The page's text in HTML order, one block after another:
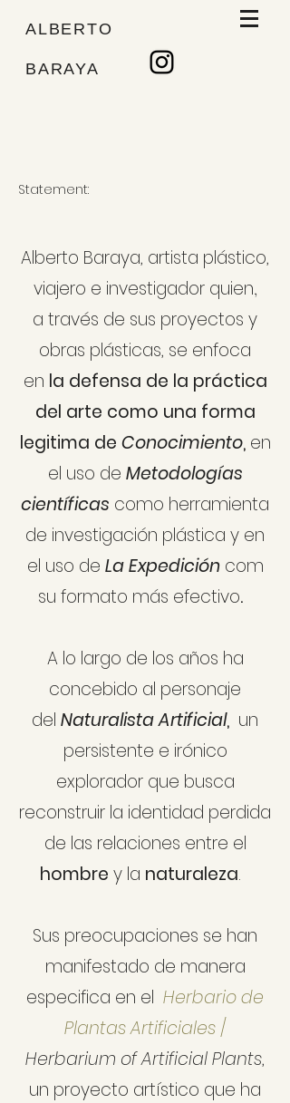
ALBERTO
BARAYA
Statement:
Alberto Baraya, artista plástico,
viajero e investigador quien,
a través de sus proyectos y
obras plásticas, se enfoca
en la defensa de la práctica
del arte como una forma
legitima de Conocimiento, en
el uso de Metodologías
científicas como herramienta
de investigación plástica y en
el uso de LaExpedición com
su formato más efectivo.
A lo largo de los años ha
concebido al personaje
del Naturalista Artificial, un
persistente e irónico
explorador que busca
reconstruir la identidad perdida
de las relaciones entre el
hombre y la naturaleza.
Sus preocupaciones se han
manifestado de manera
especifica en el Herbario de
Plantas Artificiales /
Herbarium of Artificial Plants,
un proyecto artístico que ha